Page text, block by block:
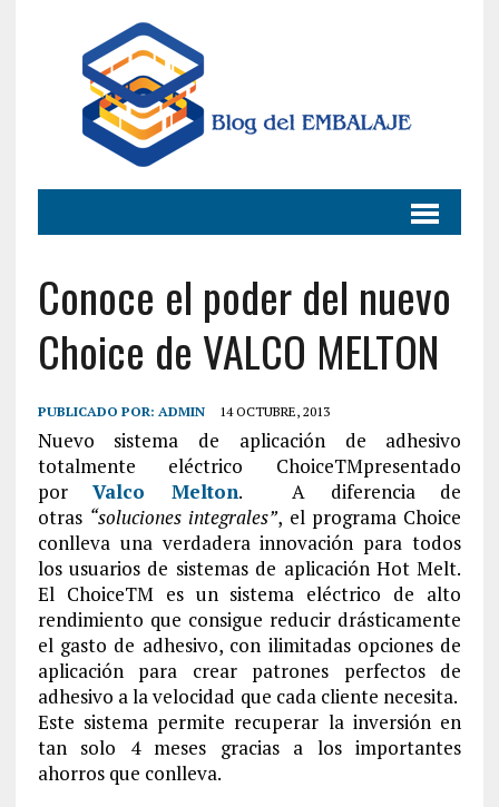
Conoce el poder del nuevo
Choice de VALCO MELTON
PUBLICADO POR: ADMIN 14 OCTUBRE, 2013
Nuevo sistema de aplicación de adhesivo
totalmente eléctrico ChoiceTMpresentado
porValco Melton. A diferencia de
otras “soluciones integrales”, el programa Choice
conlleva una verdadera innovación para todos
los usuarios de sistemas de aplicación Hot Melt.
El ChoiceTM es un sistema eléctrico de alto
rendimiento que consigue reducir drásticamente
el gasto de adhesivo, con ilimitadas opciones de
aplicación para crear patrones perfectos de
adhesivo a la velocidad que cada cliente necesita.
Este sistema permite recuperar la inversión en
tan solo 4 meses gracias a los importantes
ahorros que conlleva.